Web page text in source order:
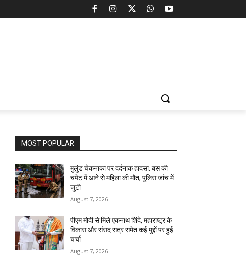
MOST POPULAR
मुलुंड चेकनाका पर दर्दनाक हादसा: बस की
चपेट में आने से महिला की मौत, पुलिस जांच में
जुटी
August 7, 2026
पीएम मोदी से मिले एकनाथ शिंदे, महाराष्ट्र के
विकास और संसद सत्र समेत कई मुद्दों पर हुई
चर्चा
August 7, 2026